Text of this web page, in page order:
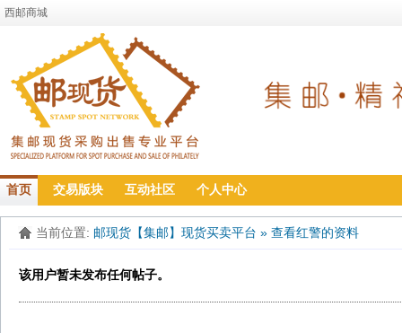
西邮商城
首页 交易版块 互动社区 个人中心
当前位置: 邮现货【集邮】现货买卖平台 » 查看红警的资料
该用户暂未发布任何帖子。